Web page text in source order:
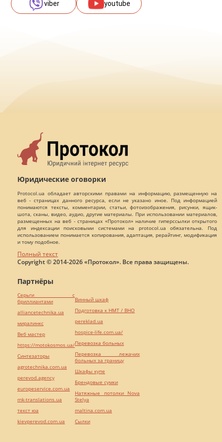
viber youtube
Юридические оговорки
Protocol.ua обладает авторскими правами на информацию, размещенную на
веб - страницах данного ресурса, если не указано иное. Под информацией
понимаются тексты, комментарии, статьи, фотоизображения, рисунки, ящик-
шота, сканы, видео, аудио, другие материалы. При использовании материалов,
размещенных на веб - страницах «Протокол» наличие гиперссылки открытого
для индексации поисковыми системами на protocol.ua обязательна. Под
использованием понимается копирования, адаптация, рерайтинг, модификация
и тому подобное.
Полный текст
Copyright © 2014-2026 «Протокол». Все права защищены.
Партнёры
Серьги с
бриллиантами
alliancetechnika.ua
миралинкс
Веб мастер
https://motokosmos.ua/
Синтезаторы
agrotechnika.com.ua
perevod.agency
europeservice.com.ua
mk-translations.ua
текст юа
kievperevod.com.ua
Винный шкаф
Подготовка к НМТ / ВНО
pereklad.ua
hospice-life.com.ua/
Перевозка больных
Перевозка лежачих
больных за границу
Шкафы купе
Брендовые сумки
Натяжные потолки Nova
Stelya
maltina.com.ua
Cылки